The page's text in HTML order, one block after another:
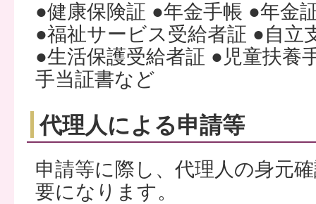
●健康保険証 ●年金手帳 ●年金
●福祉サービス受給者証 ●自立
●生活保護受給者証 ●児童扶養
手当証書など
代理人による申請等
申請等に際し、代理人の身元
要になります。